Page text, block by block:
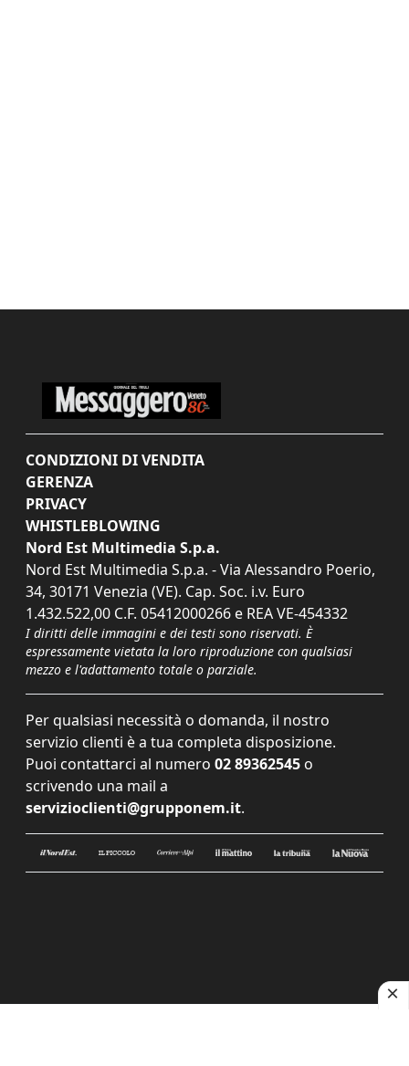
CONDIZIONI DI VENDITA
GERENZA
PRIVACY
WHISTLEBLOWING
Nord Est Multimedia S.p.a.
Nord Est Multimedia S.p.a. - Via Alessandro Poerio,
34, 30171 Venezia (VE). Cap. Soc. i.v. Euro
1.432.522,00 C.F. 05412000266 e REA VE-454332
I diritti delle immagini e dei testi sono riservati. È
espressamente vietata la loro riproduzione con qualsiasi
mezzo e l'adattamento totale o parziale.
Per qualsiasi necessità o domanda, il nostro
servizio clienti è a tua completa disposizione.
Puoi contattarci al numero 02 89362545 o
scrivendo una mail a
servizioclienti@grupponem.it.